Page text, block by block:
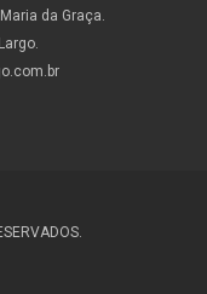
da Graça.